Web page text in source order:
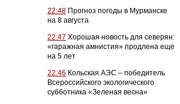
22:48 Прогноз погоды в Мурманске
на 8 августа
22:47 Хорошая новость для северян:
«гаражная амнистия» продлена еще
на 5 лет
22:46 Кольская АЭС – победитель
Всероссийского экологического
субботника «Зеленая весна»